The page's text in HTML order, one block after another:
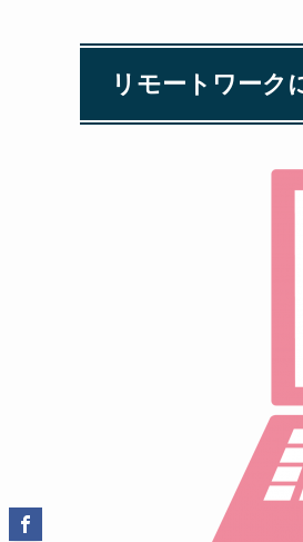
リモートワーク